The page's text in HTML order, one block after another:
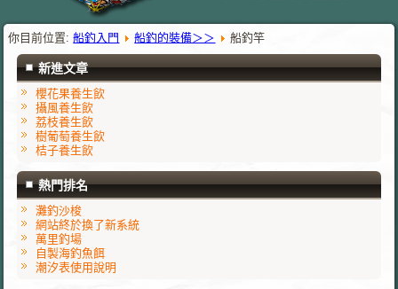
你目前位置:船釣入門 船釣的裝備＞＞ 船釣竿
新進文章
櫻花果養生飲
攝風養生飲
荔枝養生飲
樹葡萄養生飲
桔子養生飲
熱門排名
灘釣沙梭
網站終於換了新系統
萬里釣場
自製海釣魚餌
潮汐表使用說明